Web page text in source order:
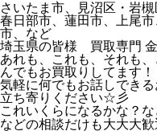
さいたま市、見沼区・岩
春日部市、蓮田市、上尾
市、など
埼玉県の皆様 買取専門 金
あれも、これも、それも
んでもお買取りしてます！
気軽に何でもお話しでき
立ち寄りください☆彡
これいくらになるかな？
などの相談だけも大大大歓